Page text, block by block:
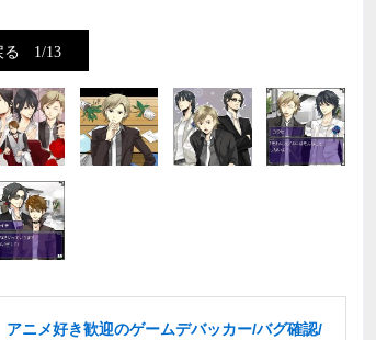
る 1/13
アニメ好き歓迎のゲームデバッカー/バグ確認/